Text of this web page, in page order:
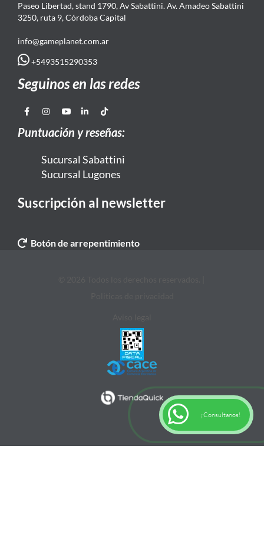
Paseo Libertad, stand 1790, Av Sabattini. Av. Amadeo Sabattini
3250, ruta 9, Córdoba Capital
info@gameplanet.com.ar
+5493515290353
Seguinos en las redes
Puntuación y reseñas:
Sucursal Sabattini
Sucursal Lugones
Suscripción al newsletter
Botón de arrepentimiento
¡Consultanos!